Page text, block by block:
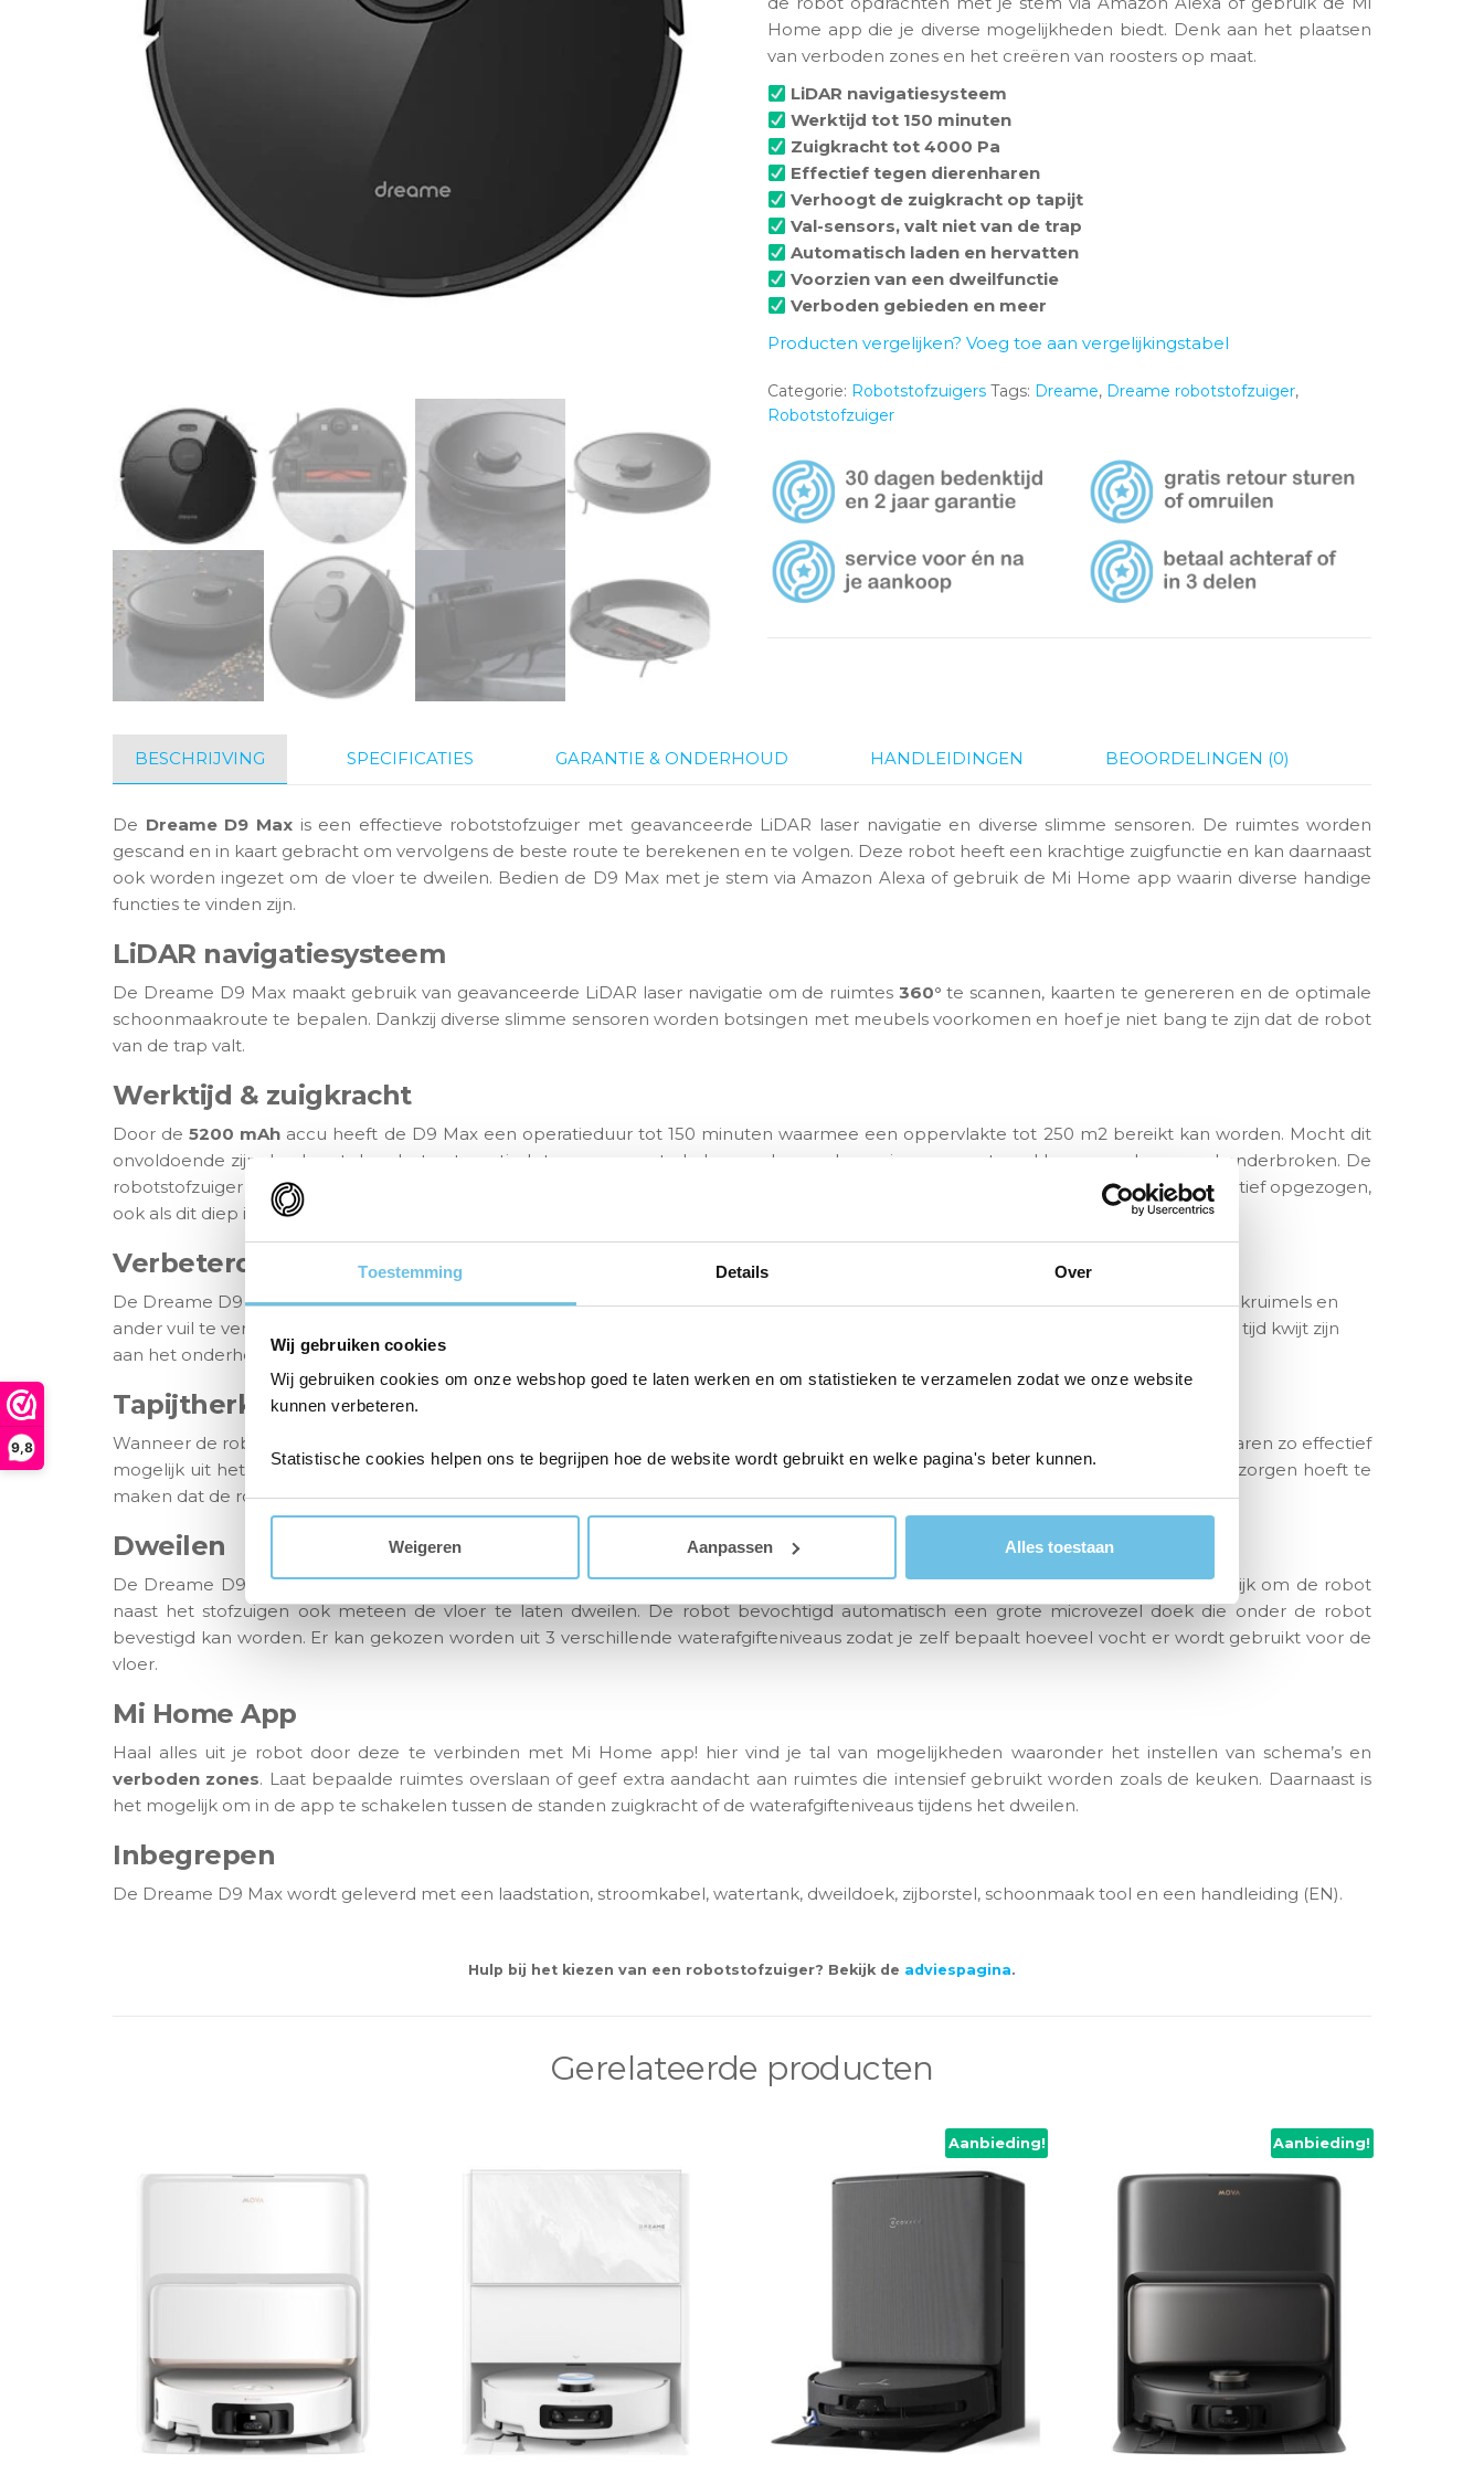
Toestemming Details Over
Wij gebruiken cookies
Wij gebruiken cookies om onze webshop goed te laten werken en om statistieken te verzamelen zodat we onze website
kunnen verbeteren.
Statistische cookies helpen ons te begrijpen hoe de website wordt gebruikt en welke pagina's beter kunnen.
Weigeren Aanpassen Alles toestaan
9,8
Home app die je diverse mogelijkheden biedt. Denk aan het plaatsen
van verboden zones en het creëren van roosters op maat.
LiDAR navigatiesysteem
Werktijd tot 150 minuten
Zuigkracht tot 4000 Pa
Effectief tegen dierenharen
Verhoogt de zuigkracht op tapijt
Val-sensors, valt niet van de trap
Automatisch laden en hervatten
Voorzien van een dweilfunctie
Verboden gebieden en meer
Producten vergelijken? Voeg toe aan vergelijkingstabel
Categorie: Robotstofzuigers Tags: Dreame, Dreame robotstofzuiger,
Robotstofzuiger
BESCHRIJVING SPECIFICATIES GARANTIE & ONDERHOUD HANDLEIDINGEN BEOORDELINGEN (0)
De Dreame D9 Maxis een effectieve robotstofzuiger met geavanceerde LiDAR laser navigatie en diverse slimme sensoren. De ruimtes worden
gescand en in kaart gebracht om vervolgens de beste route te berekenen en te volgen. Deze robot heeft een krachtige zuigfunctie en kan daarnaast
ook worden ingezet om de vloer te dweilen. Bedien de D9 Max met je stem via Amazon Alexa of gebruik de Mi Home app waarin diverse handige
functies te vinden zijn.
LiDAR navigatiesysteem
De Dreame D9 Max maakt gebruik van geavanceerde LiDAR laser navigatie om de ruimtes360° te scannen, kaarten te genereren en de optimale
schoonmaakroute te bepalen. Dankzij diverse slimme sensoren worden botsingen met meubels voorkomen en hoef je niet bang te zijn dat de robot
van de trap valt.
Werktijd & zuigkracht
Door de5200 mAh accu heeft de D9 Max een operatieduur tot 150 minuten waarmee een oppervlakte tot 250 m2 bereikt kan worden. Mocht dit
onvoldoende zijn dan keert de robot automatisch terug om op te laden en daarna de sessie weer op te pakken waar deze werd onderbroken. De
robotstofzuiger heeft 4 verschillende standen zuigkracht, oplopend tot een krachtige
! Zo wordt ook het zwaardere vuil effectief opgezogen,
ook als dit diep in het tapijt of in richels verscholen ligt.
Verbeterde borstel
De Dreame D9 Max is uitgerust met een extra langeV-vormige borstelvan 16,8 cm. Deze is ontworpen om snel en effectief alle stof, kruimels en
ander vuil te verwijderen. Bovendien zorgt het design ervoor dat haren veel minder verstrikt raken in de borstel. Hierdoor zal je minder tijd kwijt zijn
aan het onderhouden van de borstel.
Tapijtherkenning
Wanneer de robot zich op een tapijt bevindt wordt de zuigkracht automatisch verhoogt. Zo worden alle verborgen kruimels, stof en haren zo effectief
mogelijk uit het tapijt verwijderd. Bovendien beweegt de D9 Max moeiteloos tussen verschillende soorten vloeren zodat je je geen zorgen hoeft te
maken dat de robot strand op je tapijt of kleed.
Dweilen
De Dreame D9 Max heeft een ruime stofbak van 570 ml en heeft daarnaast ook een watertank van270 ml. Hierdoor is het mogelijk om de robot
naast het stofzuigen ook meteen de vloer te laten dweilen. De robot bevochtigd automatisch een grote microvezel doek die onder de robot
bevestigd kan worden. Er kan gekozen worden uit 3 verschillende waterafgifteniveaus zodat je zelf bepaalt hoeveel vocht er wordt gebruikt voor de
vloer.
Mi Home App
Haal alles uit je robot door deze te verbinden met Mi Home app! hier vind je tal van mogelijkheden waaronder het instellen van schema’s en
verboden zones. Laat bepaalde ruimtes overslaan of geef extra aandacht aan ruimtes die intensief gebruikt worden zoals de keuken. Daarnaast is
het mogelijk om in de app te schakelen tussen de standen zuigkracht of de waterafgifteniveaus tijdens het dweilen.
Inbegrepen
De Dreame D9 Max wordt geleverd met een laadstation, stroomkabel, watertank, dweildoek, zijborstel, schoonmaak tool en een handleiding (EN).
Hulp bij het kiezen van een robotstofzuiger? Bekijk de adviespagina.
Gerelateerde producten
Aanbieding! Aanbieding!